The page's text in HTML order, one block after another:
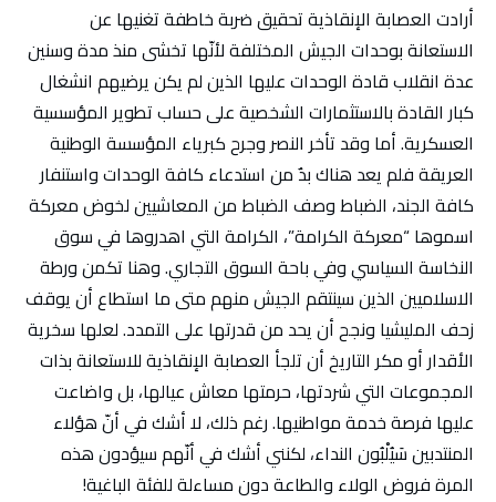
أرادت العصابة الإنقاذية تحقيق ضربة خاطفة تغنيها عن
الاستعانة بوحدات الجيش المختلفة لأنّها تخشى منذ مدة وسنين
عدة انقلاب قادة الوحدات عليها الذين لم يكن يرضيهم انشغال
كبار القادة بالاستثمارات الشخصية على حساب تطوير المؤسسية
العسكرية. أما وقد تأخر النصر وجرح كبرياء المؤسسة الوطنية
العريقة فلم يعد هناك بدٌ من استدعاء كافة الوحدات واستنفار
كافة الجند، الضباط وصف الضباط من المعاشيين لخوض معركة
اسموها “معركة الكرامة”، الكرامة التي اهدروها في سوق
النخاسة السياسي وفي باحة السوق التجاري. وهنا تكمن ورطة
الاسلاميين الذين سينتقم الجيش منهم متى ما استطاع أن يوقف
زحف المليشيا ونجح أن يحد من قدرتها على التمدد. لعلها سخرية
الأقدار أو مكر التاريخ أن تلجأ العصابة الإنقاذية للاستعانة بذات
المجموعات التي شردتها، حرمتها معاش عيالها، بل واضاعت
عليها فرصة خدمة مواطنيها. رغم ذلك، لا أشك في أنّ هؤلاء
المنتدبين سَيُلْبُون النداء، لكنني أشك في أنّهم سيؤدون هذه
المرة فروض الولاء والطاعة دون مساءلة للفئة الباغية!